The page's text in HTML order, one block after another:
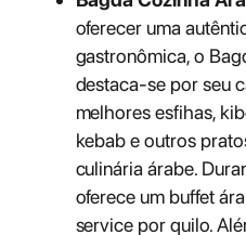
oferecer uma
gastronômica, o
destaca-se por seu
melhores esfihas,
kebab e outros
culinária árabe.
oferece um buffet
service por quilo.